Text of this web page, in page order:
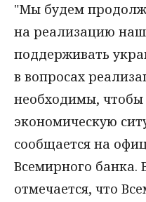
"Мы будем
на реализацию
поддерживать
в вопросах
необходимы, чтобы
экономическую
сообщается на
Всемирного банка.
отмечается, что